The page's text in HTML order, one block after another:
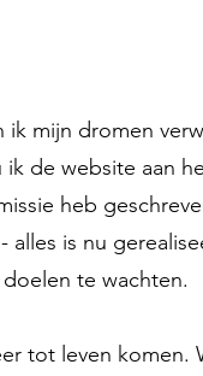
ik mijn dromen
de website aan
heb
- alles is nu
te wachten.
tot leven komen.